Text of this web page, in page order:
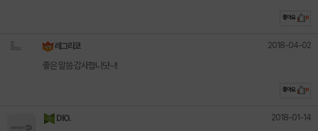
좋아요 0
레그리코 2018-04-02
좋은 말씀 감사합니닷~!!
좋아요 0
DIO. 2018-01-14